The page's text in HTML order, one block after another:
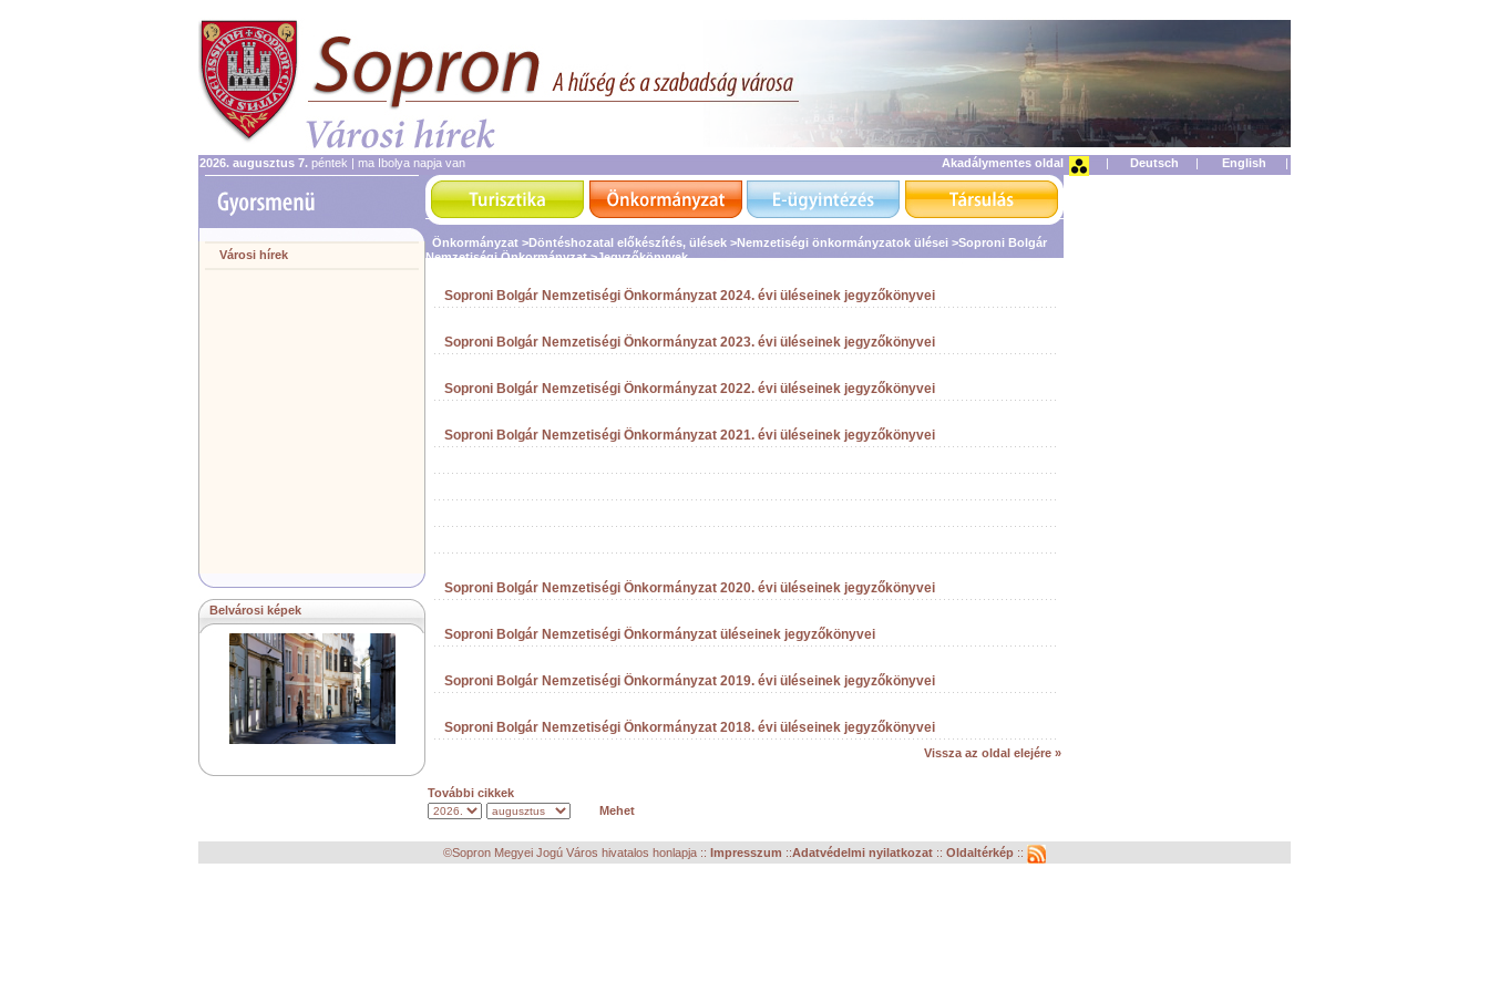
2026. augusztus 7. péntek | ma Ibolya napja van | | |
Akadálymentes oldal
Városi hírek
Belvárosi képek
Önkormányzat >Döntéshozatal előkészítés, ülések >Nemzetiségi önkormányzatok ülései >Soproni Bolgár
Nemzetiségi Önkormányzat>Jegyzőkönyvek
Soproni Bolgár Nemzetiségi Önkormányzat 2024. évi üléseinek jegyzőkönyvei
Soproni Bolgár Nemzetiségi Önkormányzat 2023. évi üléseinek jegyzőkönyvei
Soproni Bolgár Nemzetiségi Önkormányzat 2022. évi üléseinek jegyzőkönyvei
Soproni Bolgár Nemzetiségi Önkormányzat 2021. évi üléseinek jegyzőkönyvei
Soproni Bolgár Nemzetiségi Önkormányzat 2020. évi üléseinek jegyzőkönyvei
Soproni Bolgár Nemzetiségi Önkormányzat üléseinek jegyzőkönyvei
Soproni Bolgár Nemzetiségi Önkormányzat 2019. évi üléseinek jegyzőkönyvei
Soproni Bolgár Nemzetiségi Önkormányzat 2018. évi üléseinek jegyzőkönyvei
Vissza az oldal elejére »
További cikkek
©Sopron Megyei Jogú Város hivatalos honlapja :: Impresszum ::Adatvédelmi nyilatkozat :: Oldaltérkép ::